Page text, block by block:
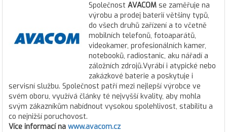
Společnost AVACOM se zaměřuje na
výrobu a prodej baterií většiny typů,
do všech druhů zařízení a to včetně
mobilních telefonů, fotoaparátů,
videokamer, profesionálních kamer,
notebooků, radiostanic, aku nářadí a
záložních zdrojů.Vyrábí i atypické nebo
zakázkové baterie a poskytuje i
servisní službu. Společnost patří mezi nejlepší výrobce ve
svém oboru, využívá články té nejvyšší kvality, aby mohla
svým zákazníkům nabídnout vysokou spolehlivost, stabilitu a
co nejnižší poruchovost.
Více informací na www.avacom.cz